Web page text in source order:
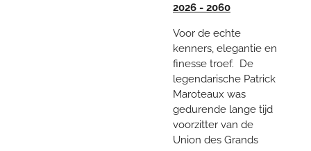
2026 - 2060
Voor de echte
kenners, elegantie en
finesse troef. De
legendarische Patrick
Maroteaux was
gedurende lange tijd
voorzitter van de
Union des Grands